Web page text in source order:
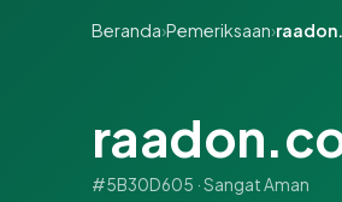
Beranda›Pemeriksaan›
#5B30D605 · Sangat Aman